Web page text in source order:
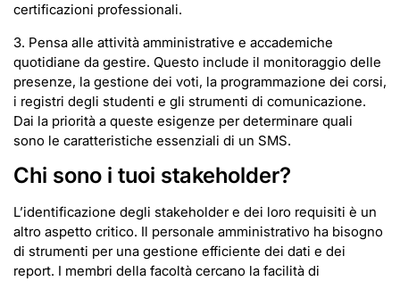
certificazioni professionali.
3. Pensa alle attività amministrative e accademiche
quotidiane da gestire. Questo include il monitoraggio delle
presenze, la gestione dei voti, la programmazione dei corsi,
i registri degli studenti e gli strumenti di comunicazione.
Dai la priorità a queste esigenze per determinare quali
sono le caratteristiche essenziali di un SMS.
Chi sono i tuoi stakeholder?
L’identificazione degli stakeholder e dei loro requisiti è un
altro aspetto critico. Il personale amministrativo ha bisogno
di strumenti per una gestione efficiente dei dati e dei
report. I membri della facoltà cercano la facilità di